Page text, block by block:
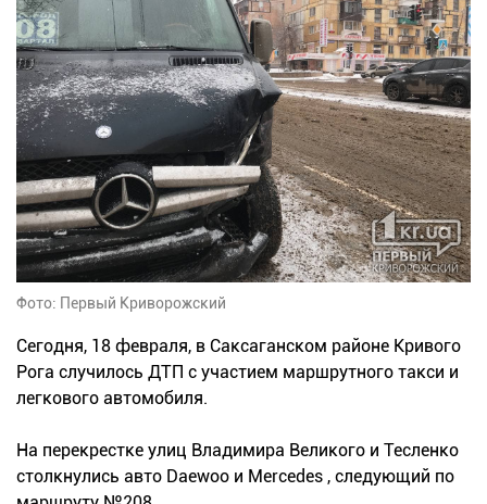
Фото: Первый Криворожский
Сегодня, 18 февраля, в Саксаганском районе Кривого
Рога случилось ДТП с участием маршрутного такси и
легкового автомобиля.
На перекрестке улиц Владимира Великого и Тесленко
столкнулись авто Daewoo и Mercedes , следующий по